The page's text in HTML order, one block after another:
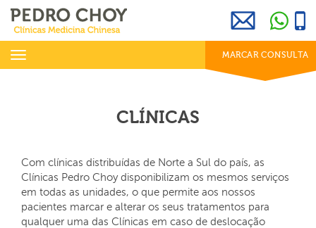
info@clinicaspedrochoy.com 969 800 001
dias úteis das 8h às 20h
Toggle
MARCAR CONSULTA
CLÍNICAS
Com clínicas distribuídas de Norte a Sul do país, as
Clínicas Pedro Choy disponibilizam os mesmos serviços
em todas as unidades, o que permite aos nossos
pacientes marcar e alterar os seus tratamentos para
qualquer uma das Clínicas em caso de deslocação